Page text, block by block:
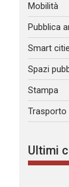
Mobilità
Pubblica
Smart
Spazi
Stampa
Trasporto
Ultimi